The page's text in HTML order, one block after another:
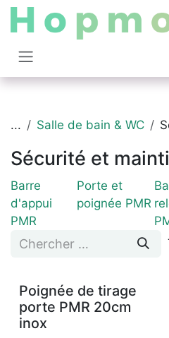
Se rendre au contenu
... Salle de bain & WC
Sécurité et
Barre
d'appui
PMR
Porte et
poignée PMR
Poignée de tirage
porte PMR 20cm
inox